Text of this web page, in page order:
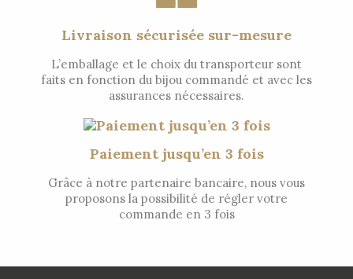
Livraison sécurisée sur-mesure
L’emballage et le choix du transporteur sont
faits en fonction du bijou commandé et avec les
assurances nécessaires.
Paiement jusqu’en 3 fois
Grâce à notre partenaire bancaire, nous vous
proposons la possibilité de régler votre
commande en 3 fois